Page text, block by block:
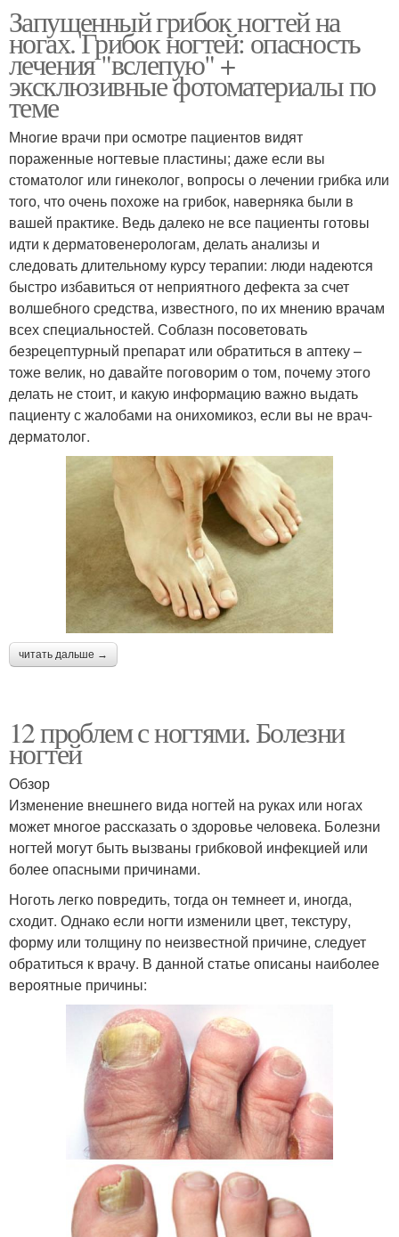
Запущенный грибок ногтей на
ногах. Грибок ногтей: опасность
лечения "вслепую" +
эксклюзивные фотоматериалы по
теме
Многие врачи при осмотре пациентов видят
пораженные ногтевые пластины; даже если вы
стоматолог или гинеколог, вопросы о лечении грибка или
того, что очень похоже на грибок, наверняка были в
вашей практике. Ведь далеко не все пациенты готовы
идти к дерматовенерологам, делать анализы и
следовать длительному курсу терапии: люди надеются
быстро избавиться от неприятного дефекта за счет
волшебного средства, известного, по их мнению врачам
всех специальностей. Соблазн посоветовать
безрецептурный препарат или обратиться в аптеку –
тоже велик, но давайте поговорим о том, почему этого
делать не стоит, и какую информацию важно выдать
пациенту с жалобами на онихомикоз, если вы не врач-
дерматолог.
читать дальше →
12 проблем с ногтями. Болезни
ногтей
Обзор
Изменение внешнего вида ногтей на руках или ногах
может многое рассказать о здоровье человека. Болезни
ногтей могут быть вызваны грибковой инфекцией или
более опасными причинами.
Ноготь легко повредить, тогда он темнеет и, иногда,
сходит. Однако если ногти изменили цвет, текстуру,
форму или толщину по неизвестной причине, следует
обратиться к врачу. В данной статье описаны наиболее
вероятные причины: